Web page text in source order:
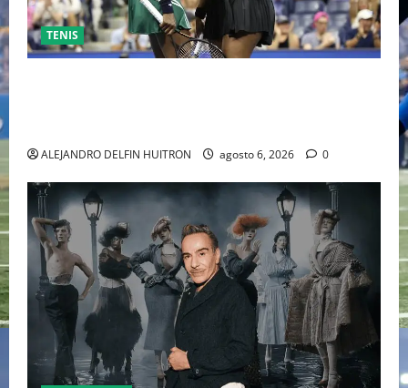
TENIS
ALEJANDRO DELFIN HUITRON agosto 6, 2026 0